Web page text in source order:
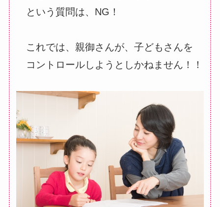
という質問は、NG！
これでは、親御さんが、子どもさんを
コントロールしようとしかねません！！